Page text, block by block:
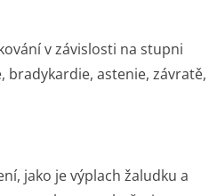
v závislosti na stupni
bradykardie, astenie, závratě,
jako je výplach žaludku a